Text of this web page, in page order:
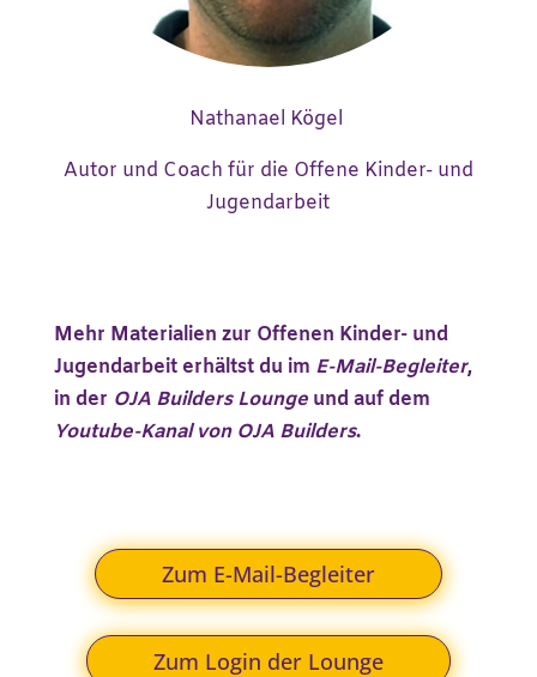
Nathanael Kögel
Autor und Coach für die Offene Kinder- und
Jugendarbeit
Mehr Materialien zur Offenen Kinder- und
Jugendarbeit erhältst du im E-Mail-Begleiter,
in der OJA Builders Loungeund auf dem
Youtube-Kanal von OJA Builders.
Zum E-Mail-Begleiter
Zum Login der Lounge